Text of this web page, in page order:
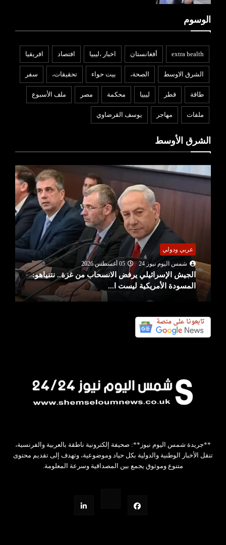
الوسوم
extra health أفغانستان اخبار ،ليبيا افتصاد افريقيا
الشرق الاوسط الصحة، بيت حواء تحقيقات، سفر
طاقة قطر ليبيا محكمة مصر ملف الأسبوع
ملفات مهاجر يوسف القرضاوي
الشرق الأوسط
عربي ودولي
شمس اليوم نيوز 24
05 أغسطس 2026
الجيش الإسرائيلي يرفض الانسحاب من غزة.. نتنياهو:
المسودة الأمريكية ليست ا...
**جريدة شمس اليوم نيوز**: صحيفة إلكترونية ناطقة بالعربية والفرنسية،
تنقل الأخبار الوطنية والدولية بكل حياد وموضوعية، وتهدف إلى تقديم محتوى
متنوع وموثوق يجمع بين المصداقية وسرعة المعلومة.